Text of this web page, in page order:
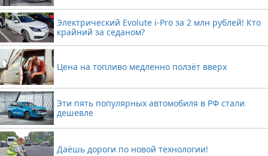
Электрический Evolute i-Pro за 2 млн рублей! Кто
крайний за седаном?
Цена на топливо медленно ползёт вверх
Эти пять популярных автомобиля в РФ стали
дешевле
Даёшь дороги по новой технологии!